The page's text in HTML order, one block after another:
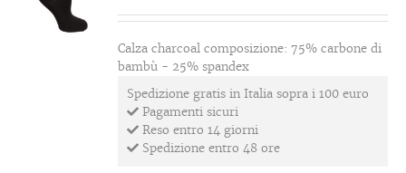
Calza charcoal composizione: 75% carbone di
bambù - 25% spandex
Spedizione gratis in Italia sopra i 100 euro
Pagamenti sicuri
Reso entro 14 giorni
Spedizione entro 48 ore